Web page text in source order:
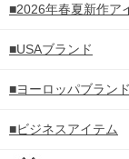
■2026年春夏新作ア
■USAブランド
■ヨーロッパブランド
■ビジネスアイテム